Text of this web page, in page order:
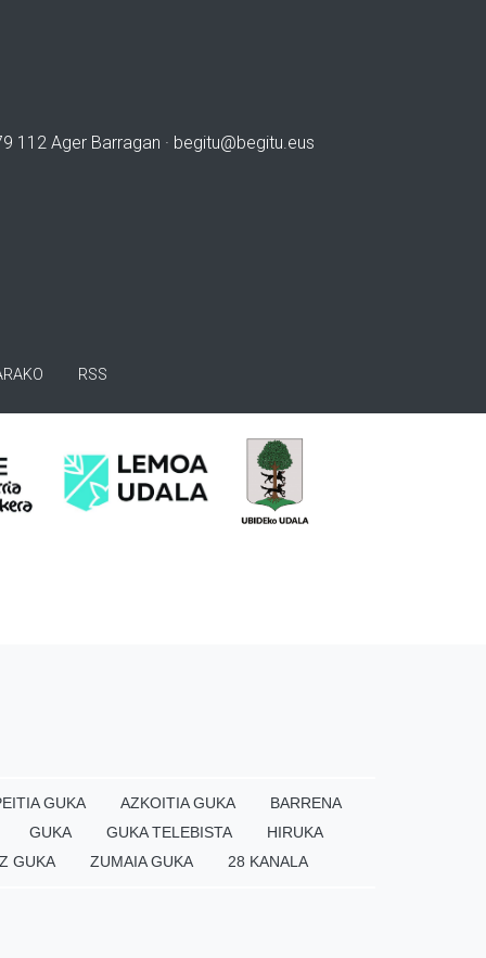
112 Ager Barragan · begitu@begitu.eus
RSS
GUKA AZKOITIA GUKA
BARRENA
GUKA
GUKA TELEBISTA
HIRUKA
GUKA
ZUMAIA GUKA 28 KANALA